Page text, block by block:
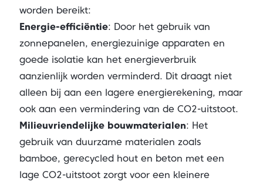
worden bereikt:
Energie-efficiëntie: Door het gebruik van
zonnepanelen, energiezuinige apparaten en
goede isolatie kan het energieverbruik
aanzienlijk worden verminderd. Dit draagt niet
alleen bij aan een lagere energierekening, maar
ook aan een vermindering van de CO2-uitstoot.
Milieuvriendelijke bouwmaterialen: Het
gebruik van duurzame materialen zoals
bamboe, gerecycled hout en beton met een
lage CO2-uitstoot zorgt voor een kleinere